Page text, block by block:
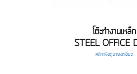
โต๊ะทำงานเหล็ก
STEEL OFFICE
คลิกเพื่อดูรายละเอียด